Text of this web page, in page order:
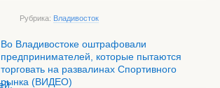
Рубрика: Владивосток
Во Владивостоке оштрафовали
предпринимателей, которые пытаются
торговать на развалинах Спортивного
рынка (ВИДЕО)